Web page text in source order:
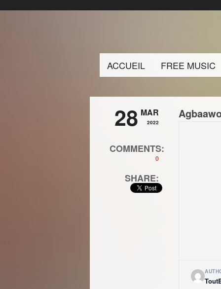
ACCUEIL FREE MUSIC
28 MAR
2022
COMMENTS:
0
SHARE: